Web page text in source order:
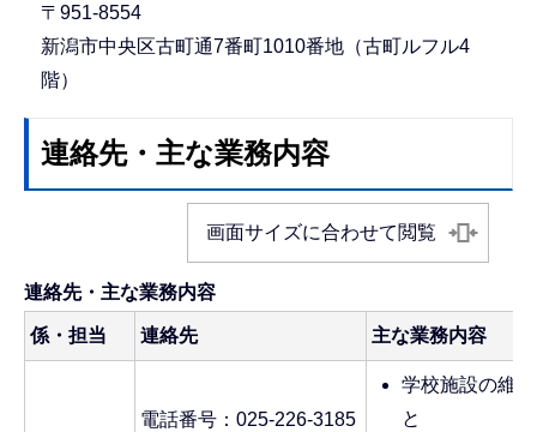
〒951-8554
新潟市中央区古町通7番町1010番地（古町ルフル4
階）
連絡先・主な業務内容
画面サイズに合わせて閲覧
連絡先・主な業務内容
係・担当 連絡先 主な業務内容
電話番号：025-226-3185
学校施設の維
と